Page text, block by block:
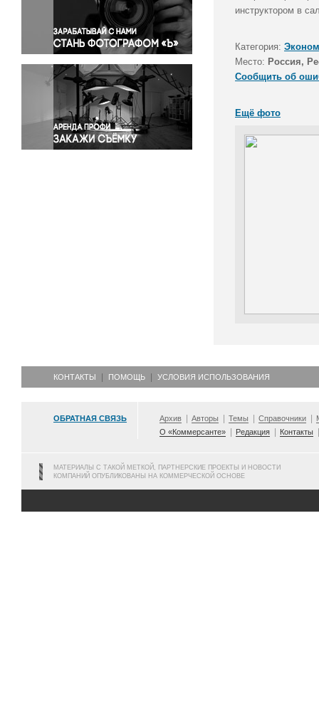
Правосудие
Происшествия и конфликты
Религия
Светская жизнь
Спорт
Экология
Экономика и бизнес
инструктором в
Категория:
Место: Россия,
Сообщить об
Ещё фото
КОНТАКТЫ ПОМОЩЬ УСЛОВИЯ ИСПОЛЬЗОВАНИЯ
ОБРАТНАЯ СВЯЗЬ Архив Авторы Темы Справочники
О «Коммерсанте»
Редакция Контакты
МАТЕРИАЛЫ С ТАКОЙ МЕТКОЙ, ПАРТНЕРСКИЕ ПРОЕКТЫ И НОВОСТИ
КОМПАНИЙ ОПУБЛИКОВАНЫ НА КОММЕРЧЕСКОЙ ОСНОВЕ